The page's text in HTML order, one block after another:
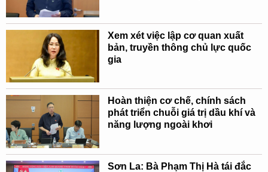
Xem xét việc lập cơ quan xuất
bản, truyền thông chủ lực quốc
gia
Hoàn thiện cơ chế, chính sách
phát triển chuỗi giá trị dầu khí và
năng lượng ngoài khơi
Sơn La: Bà Phạm Thị Hà tái đắc